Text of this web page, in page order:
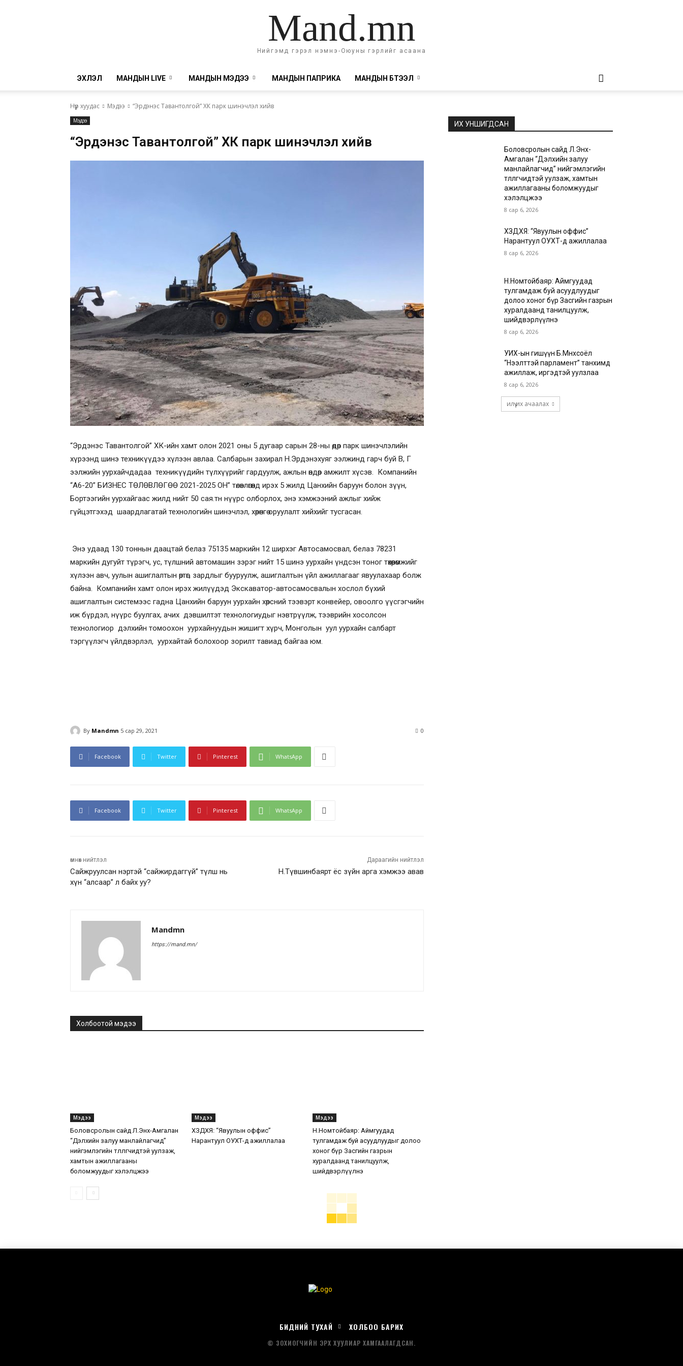
Mand.mn
Нийгэмд гэрэл нэмнэ-Оюуны гэрлийг асаана
ЭХЛЭЛ МАНДЫН LIVE МАНДЫН МЭДЭЭ МАНДЫН ПАПРИКА МАНДЫН БҮТЭЭЛ
Нүүр хуудас Мэдээ “Эрдэнэс Тавантолгой” ХК парк шинэчлэл хийв
Мэдээ
“Эрдэнэс Тавантолгой” ХК парк шинэчлэл хийв
“Эрдэнэс Тавантолгой” ХК-ийн хамт олон 2021 оны 5 дугаар сарын 28-ны өдөр парк шинэчлэлийн
хүрээнд шинэ техникүүдээ хүлээн авлаа. Салбарын захирал Н.Эрдэнэхуяг ээлжинд гарч буй В, Г
ээлжийн уурхайчдадаа техникүүдийн түлхүүрийг гардуулж, ажлын өндөр амжилт хүсэв. Компанийн
“А6-20” БИЗНЕС ТӨЛӨВЛӨГӨӨ 2021-2025 ОН” төлөвлөгөөнд ирэх 5 жилд Цанхийн баруун болон зүүн,
Бортээгийн уурхайгаас жилд нийт 50 сая.тн нүүрс олборлох, энэ хэмжээний ажлыг хийж
гүйцэтгэхэд шаардлагатай технологийн шинэчлэл, хөрөнгө оруулалт хийхийг тусгасан.
Энэ удаад 130 тоннын даацтай белаз 75135 маркийн 12 ширхэг Автосамосвал, белаз 78231
маркийн дугуйт түрэгч, ус, түлшний автомашин зэрэг нийт 15 шинэ уурхайн үндсэн тоног төхөөрөмжийг
хүлээн авч, уулын ашиглалтын өртөг, зардлыг бууруулж, ашиглалтын үйл ажиллагааг явуулахаар болж
байна. Компанийн хамт олон ирэх жилүүдэд Экскаватор-автосамосвалын хослол бүхий
ашиглалтын системээс гадна Цанхийн баруун уурхайн хөрсний тээвэрт конвейер, овоолго үүсгэгчийн
иж бүрдэл, нүүрс буулгах, ачих дэвшилтэт технологиудыг нэвтрүүлж, тээврийн хосолсон
технологиор дэлхийн томоохон уурхайнуудын жишигт хүрч, Монголын уул уурхайн салбарт
тэргүүлэгч үйлдвэрлэл, уурхайтай болохоор зорилт тавиад байгаа юм.
By Mandmn 5 сар 29, 2021 0
Facebook Twitter Pinterest WhatsApp
Facebook Twitter Pinterest WhatsApp
өмнөх нийтлэл
Сайжруулсан нэртэй “сайжирдаггүй” түлш нь
хүн “алсаар” л байх уу?
Дараагийн нийтлэл
Н.Түвшинбаярт ёс зүйн арга хэмжээ авав
Mandmn
https://mand.mn/
Холбоотой мэдээ
Мэдээ
Боловсролын сайд Л.Энх-Амгалан
“Дэлхийн залуу манлайлагчид”
нийгэмлэгийн төлөөлөгчидтэй уулзаж,
хамтын ажиллагааны
боломжуудыг хэлэлцжээ
Мэдээ
ХЗДХЯ: “Явуулын оффис”
Нарантуул ОУХТ-д ажиллалаа
Мэдээ
Н.Номтойбаяр: Аймгуудад
тулгамдаж буй асуудлуудыг долоо
хоног бүр Засгийн газрын
хуралдаанд танилцуулж,
шийдвэрлүүлнэ
ИХ УНШИГДСАН
Боловсролын сайд Л.Энх-
Амгалан “Дэлхийн залуу
манлайлагчид” нийгэмлэгийн
төлөөлөгчидтэй уулзаж, хамтын
ажиллагааны боломжуудыг
хэлэлцжээ
8 сар 6, 2026
ХЗДХЯ: “Явуулын оффис”
Нарантуул ОУХТ-д ажиллалаа
8 сар 6, 2026
Н.Номтойбаяр: Аймгуудад
тулгамдаж буй асуудлуудыг
долоо хоног бүр Засгийн газрын
хуралдаанд танилцуулж,
шийдвэрлүүлнэ
8 сар 6, 2026
УИХ-ын гишүүн Б.Мөнхсоёл
“Нээлттэй парламент” танхимд
ажиллаж, иргэдтэй уулзлаа
8 сар 6, 2026
илүү их ачаалах
БИДНИЙ ТУХАЙ ХОЛБОО БАРИХ
© ЗОХИОГЧИЙН ЭРХ ХУУЛИАР ХАМГААЛАГДСАН.